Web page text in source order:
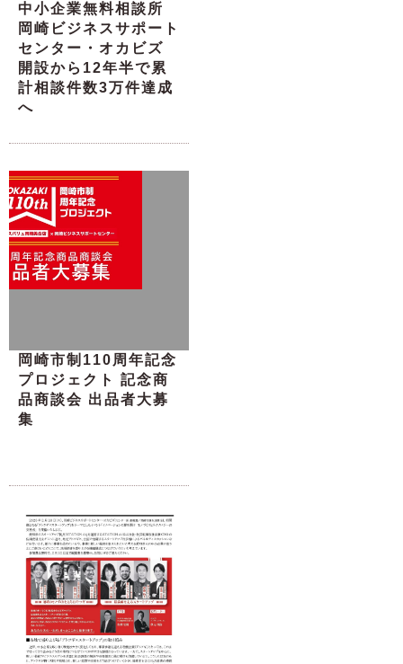
中小企業無料相談所
岡崎ビジネスサポート
センター・オカビズ
開設から12年半で累
計相談件数3万件達成
へ
岡崎市制110周年記念
プロジェクト 記念商
品商談会 出品者大募
集